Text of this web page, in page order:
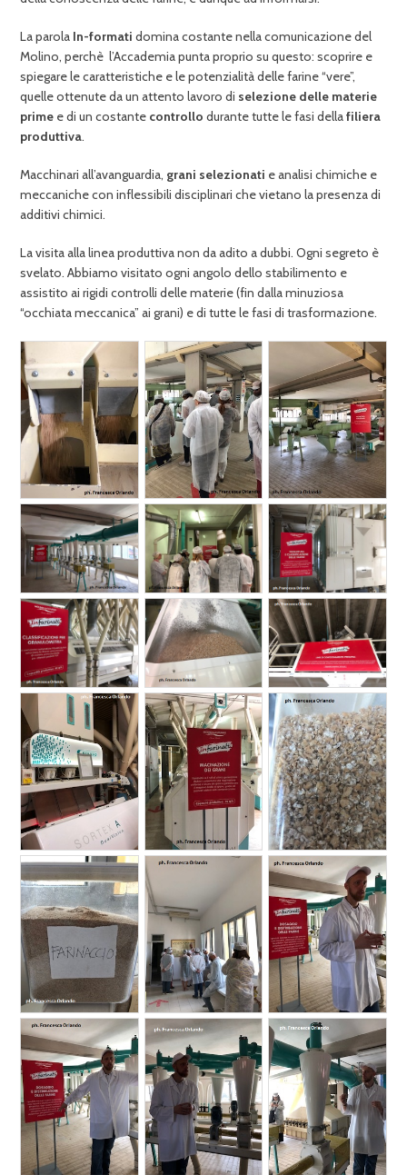
La parola In-formati domina costante nella comunicazione del
Molino, perchè l’Accademia punta proprio su questo: scoprire e
spiegare le caratteristiche e le potenzialità delle farine “vere”,
quelle ottenute da un attento lavoro di selezione delle materie
prime e di un costante controllo durante tutte le fasi dellafiliera
produttiva.
Macchinari all’avanguardia, grani selezionati e analisi chimiche e
meccaniche con inflessibili disciplinari che vietano la presenza di
additivi chimici.
La visita alla linea produttiva non da adito a dubbi. Ogni segreto è
svelato. Abbiamo visitato ogni angolo dello stabilimento e
assistito ai rigidi controlli delle materie (fin dalla minuziosa
“occhiata meccanica” ai grani) e di tutte le fasi di trasformazione.